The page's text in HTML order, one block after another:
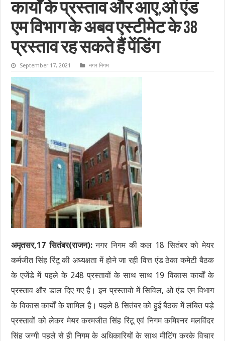
कार्यों के प्रस्ताव और आए,ओ एंड
एम विभाग के अबव एस्टीमेट के 38
प्रस्ताव रह सकते हैं पेंडिंग
September 17, 2021 नगर निगम
अमृतसर,17 सितंबर(राजन):नगर निगम की कल 18 सितंबर को मेयर
कर्मजीत सिंह रिंटू की अध्यक्षता में होने जा रही वित्त एंड ठेका कमेटी बैठक
के एजेंडे में पहले के 248 प्रस्तावों के साथ साथ 19 विकास कार्यों के
प्रस्ताव और डाल दिए गए है। इन प्रस्तावो में सिविल, ओ एंड एम विभाग
के विकास कार्यों के शामिल है। पहले 8 सितंबर को हुई बैठक में लंबित पड़े
प्रस्तावों को लेकर मेयर करमजीत सिंह रिंटू एवं निगम कमिश्नर मलविंदर
सिंह जग्गी पहले से ही निगम के अधिकारियों के साथ मीटिंग करके विचार